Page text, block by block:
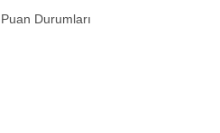
Puan Durumları